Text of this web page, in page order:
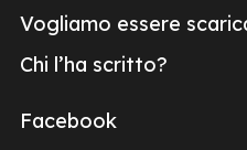
Vogliamo essere
Chi l’ha scritto?
Facebook